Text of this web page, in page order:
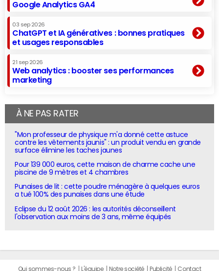
Google Analytics GA4
03 sep 2026
ChatGPT et IA génératives : bonnes pratiques
et usages responsables
21 sep 2026
Web analytics : booster ses performances
marketing
À NE PAS RATER
"Mon professeur de physique m'a donné cette astuce
contre les vêtements jaunis" : un produit vendu en grande
surface élimine les taches jaunes
Pour 139 000 euros, cette maison de charme cache une
piscine de 9 mètres et 4 chambres
Punaises de lit : cette poudre ménagère à quelques euros
a tué 100% des punaises dans une étude
Eclipse du 12 août 2026 : les autorités déconseillent
l'observation aux moins de 3 ans, même équipés
Qui sommes-nous ? L'équipe Notre société Publicité Contact